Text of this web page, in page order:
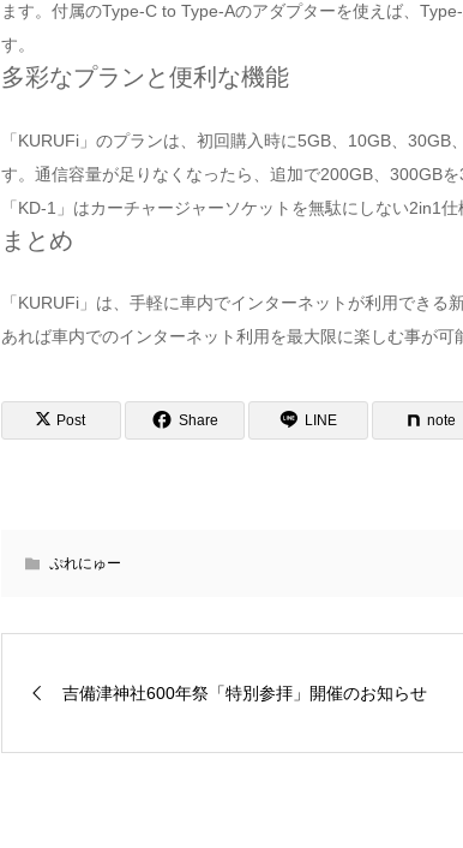
ます。付属のType-C to Type-Aのアダプターを使えば、
す。
多彩なプランと便利な機能
「KURUFi」のプランは、初回購入時に5GB、10GB、
す。通信容量が足りなくなったら、追加で200GB、300GB
「KD-1」はカーチャージャーソケットを無駄にしない2in1
まとめ
「KURUFi」は、手軽に車内でインターネットが利用でき
あれば車内でのインターネット利用を最大限に楽しむ事が可
Post Share LINE note
ぷれにゅー
吉備津神社600年祭「特別参拝」開催のお知らせ